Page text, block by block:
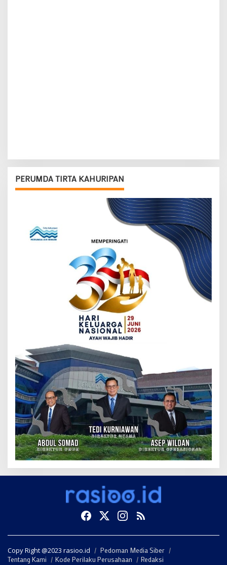
PERUMDA TIRTA KAHURIPAN
Copy Right @2023 rasioo.id
Pedoman Media Siber
Tentang Kami
Kode Perilaku Perusahaan Redaksi